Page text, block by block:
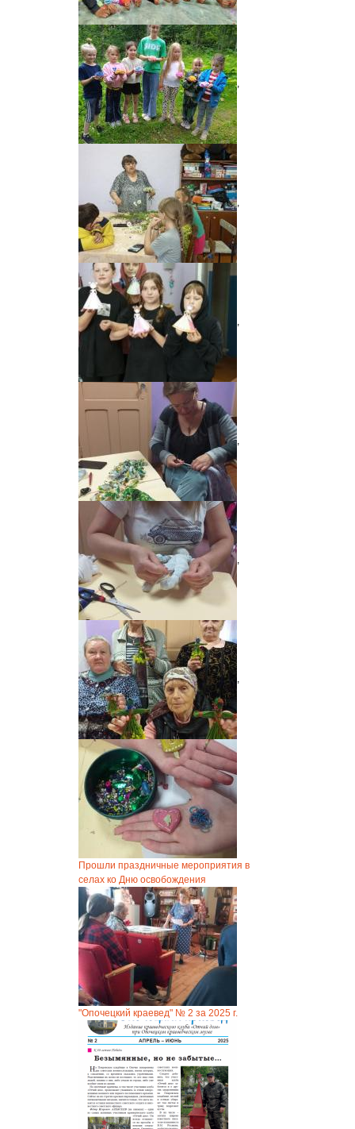
,
,
,
,
,
,
Прошли праздничные мероприятия в
селах ко Дню освобождения
"Опочецкий краевед" № 2 за 2025 г.